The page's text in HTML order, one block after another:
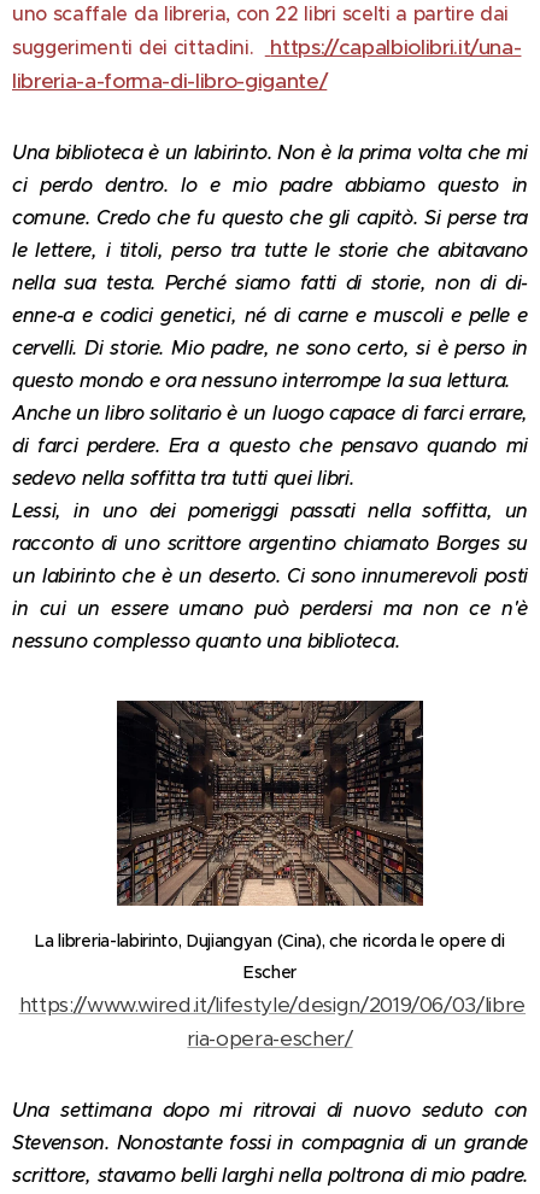
uno scaffale da libreria, con 22 libri scelti a partire dai
suggerimenti dei cittadini.
https://capalbiolibri.it/una-
libreria-a-forma-di-libro-gigante/
Una biblioteca è un labirinto. Non è la prima volta che mi
ci perdo dentro. Io e mio padre abbiamo questo in
comune. Credo che fu questo che gli capitò. Si perse tra
le lettere, i titoli, perso tra tutte le storie che abitavano
nella sua testa. Perché siamo fatti di storie, non di di-
enne-a e codici genetici, né di carne e muscoli e pelle e
cervelli. Di storie. Mio padre, ne sono certo, si è perso in
questo mondo e ora nessuno interrompe la sua lettura.
Anche un libro solitario è un luogo capace di farci errare,
di farci perdere. Era a questo che pensavo quando mi
sedevo nella soffitta tra tutti quei libri.
Lessi, in uno dei pomeriggi passati nella soffitta, un
racconto di uno scrittore argentino chiamato Borges su
un labirinto che è un deserto. Ci sono innumerevoli posti
in cui un essere umano può perdersi ma non ce n'è
nessuno complesso quanto una biblioteca.
La libreria-labirinto, Dujiangyan (Cina), che ricorda le opere di
Escher
https://www.wired.it/lifestyle/design/2019/06/03/libre
ria-opera-escher/
Una settimana dopo mi ritrovai di nuovo seduto con
Stevenson. Nonostante fossi in compagnia di un grande
scrittore, stavamo belli larghi nella poltrona di mio padre.